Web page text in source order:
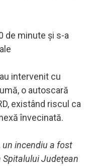
de minute şi s-a
intervenit cu
o autoscară
existând riscul ca
învecinată.
un incendiu a fost
Judeţean